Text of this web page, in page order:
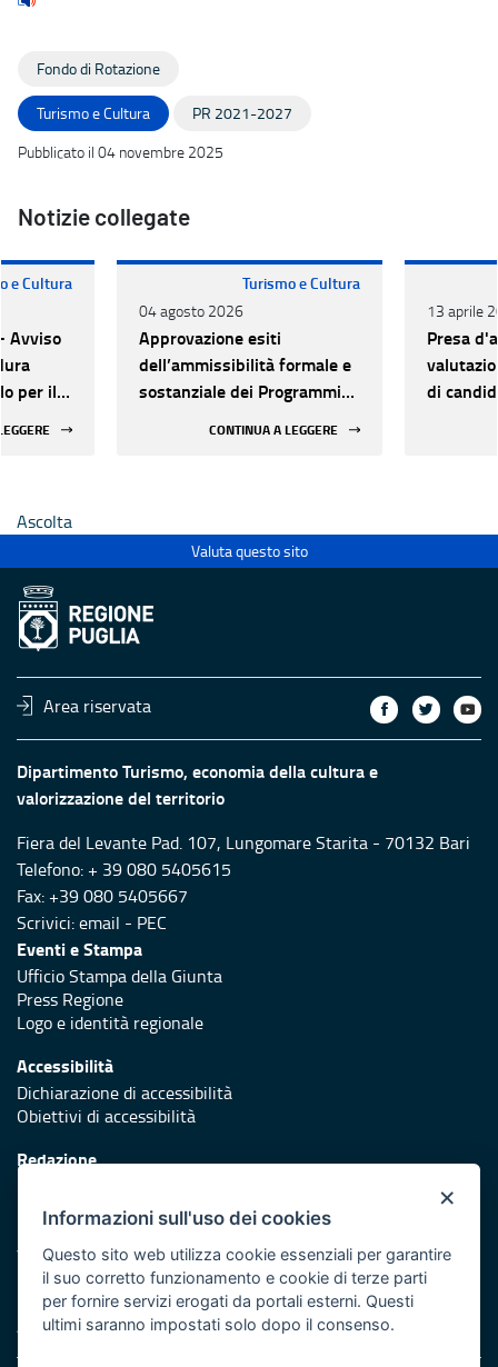
Fondo di Rotazione
Turismo e Cultura
PR 2021-2027
Pubblicato il 04 novembre 2025
Notizie collegate
e Cultura
Avviso
per il
Turismo e Cultura
04 agosto 2026
Approvazione esiti
dell’ammissibilità formale e
sostanziale dei Programmi
CONTINUA A LEGGERE
13 aprile
Presa
di
Ascolta
Valuta questo sito
Area riservata
Dipartimento Turismo, economia della cultura e
valorizzazione del territorio
Fiera del Levante Pad. 107, Lungomare Starita - 70132 Bari
Telefono: + 39 080 5405615
Fax: +39 080 5405667
Scrivici:email - PEC
Eventi e Stampa
Ufficio Stampa della Giunta
Press Regione
Logo e identità regionale
Accessibilità
Dichiarazione di accessibilità
Obiettivi di accessibilità
Redazione
Protezione civile
Vai al sito di Protezione Civile Puglia
Iniziativa finanziata con risorse del POR Puglia 2014/2020 -
Asse XI
×
Informazioni sull'uso dei cookies
Questo sito web utilizza cookie essenziali per garantire
il suo corretto funzionamento e cookie di terze parti
per fornire servizi erogati da portali esterni. Questi
ultimi saranno impostati solo dopo il consenso.